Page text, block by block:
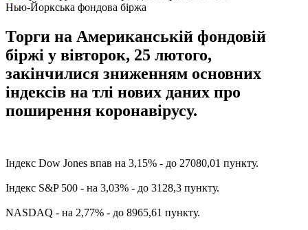
Нью-Йоркська фондова біржа
Торги на Американській фондовій
біржі у вівторок, 25 лютого,
закінчилися зниженням основних
індексів на тлі нових даних про
поширення коронавірусу.
Індекс Dow Jones впав на 3,15% - до 27080,01 пункту.
Індекс S&P 500 - на 3,03% - до 3128,3 пункту.
NASDAQ - на 2,77% - до 8965,61 пункту.